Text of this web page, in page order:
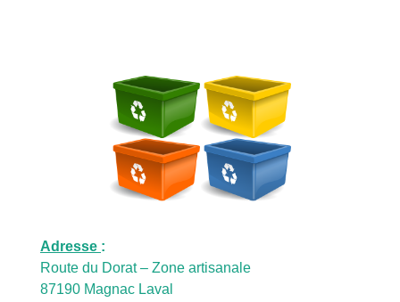
Adresse :
Route du Dorat – Zone artisanale
87190 Magnac Laval